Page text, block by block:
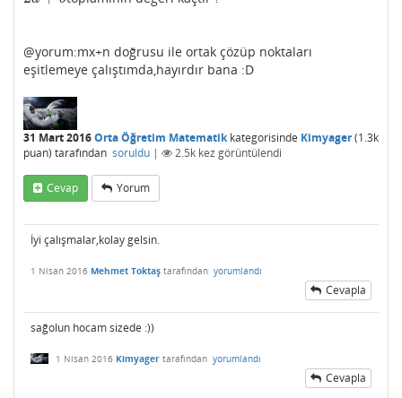
@yorum:mx+n doğrusu ile ortak çözüp noktaları
eşitlemeye çalıştımda,hayırdır bana :D
31 Mart 2016Orta Öğretim Matematikkategorisinde Kimyager(1.3k
puan) tarafından soruldu | 2.5k kez görüntülendi
Cevap Yorum
İyi çalışmalar,kolay gelsin.
1 Nisan 2016 Mehmet Toktaş tarafından yorumlandı
Cevapla
sağolun hocam sizede :))
1 Nisan 2016 Kimyager tarafından yorumlandı
Cevapla